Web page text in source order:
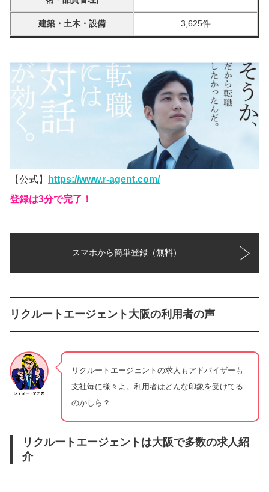
建築・土木・設備 3,625件
【公式】
https://www.r-agent.com/
登録は3分で完了！
スマホから簡単登録（無料）
リクルートエージェント大阪の利用者の声
リクルートエージェントの求人もアドバイザーも
支社毎に様々よ。利用者はどんな印象を受けてる
のかしら？
リクルートエージェントは大阪で多数の求人紹
介